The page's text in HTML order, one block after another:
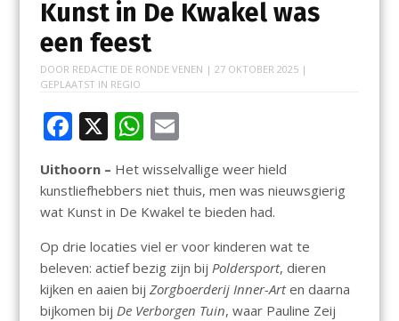
Kunst in De Kwakel was
een feest
DOOR REDACTIE DE RONDE VENEN | 27 OKTOBER 2025|
GEPLAATST IN REGIO
F
e
b
o
o
k
X W
at
s
A
p
p
E
m
ai
l
Uithoorn – Het wisselvallige weer hield
kunstliefhebbers niet thuis, men was nieuwsgierig
wat Kunst in De Kwakel te bieden had.
Op drie locaties viel er voor kinderen wat te
beleven: actief bezig zijn bij Poldersport, dieren
kijken en aaien bij Zorgboerderij Inner-Arten daarna
bijkomen bij De Verborgen Tuin, waar Pauline Zeij